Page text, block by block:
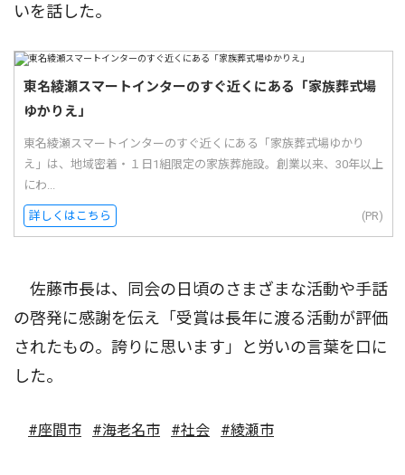
いを話した。
東名綾瀬スマートインターのすぐ近くにある「家族葬式場
ゆかりえ」
東名綾瀬スマートインターのすぐ近くにある「家族葬式場ゆかり
え」は、地域密着・１日1組限定の家族葬施設。創業以来、30年以上
にわ...
詳しくはこちら (PR)
佐藤市長は、同会の日頃のさまざまな活動や手話
の啓発に感謝を伝え「受賞は長年に渡る活動が評価
されたもの。誇りに思います」と労いの言葉を口に
した。
#座間市 #海老名市 #社会 #綾瀬市